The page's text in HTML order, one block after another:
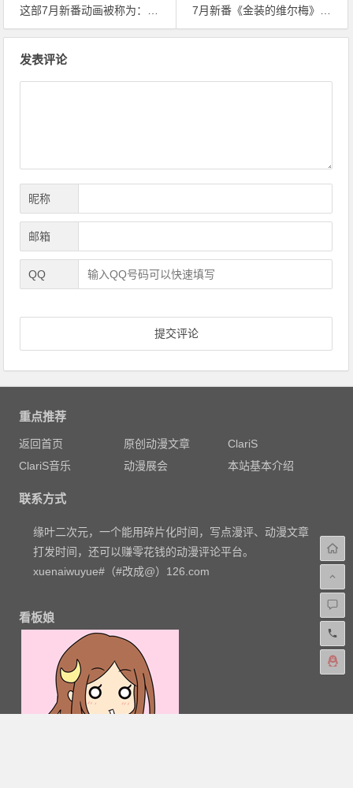
这部7月新番动画被称为：家有前女友或者沙优从良再就业
7月新番《金装的维尔梅》和《棍勇》不就有异曲同工之妙么？
发表评论
昵称
邮箱
QQ
重点推荐
返回首页 原创动漫文章
ClariS
ClariS音乐
动漫展会 本站基本介绍
联系方式
缘叶二次元，一个能用碎片化时间，写点漫评、动漫文章
打发时间，还可以赚零花钱的动漫评论平台。
xuenaiwuyue#（#改成@）126.com
看板娘